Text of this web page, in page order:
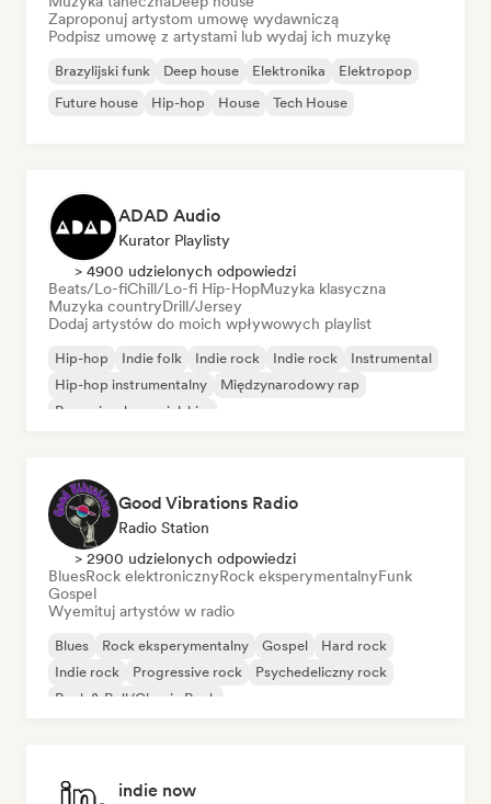
Zaproponuj artystom umowę wydawniczą
Podpisz umowę z artystami lub wydaj ich muzykę
Brazylijski funk Deep house Elektronika
Elektropop
Future house
Hip-hop House Tech House
ADAD Audio
Kurator Playlisty
> 4900 udzielonych odpowiedzi
Beats/Lo-fiChill/Lo-fi Hip-HopMuzyka klasyczna
Muzyka countryDrill/Jersey
Dodaj artystów do moich wpływowych playlist
Hip-hop Indie folk Indie rock Indie rock
Instrumental
Hip-hop instrumentalny
Międzynarodowy rap
Rap w języku angielskim
Good Vibrations Radio
Radio Station
> 2900 udzielonych odpowiedzi
BluesRock elektronicznyRock eksperymentalnyFunk
Gospel
Wyemituj artystów w radio
Blues Rock eksperymentalny Gospel
Hard rock
Indie rock
Progressive rock
Psychedeliczny rock
Rock & Roll/Classic Rock
indie now